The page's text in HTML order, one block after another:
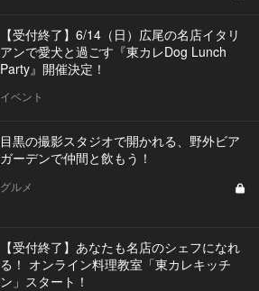
【受付終了】6/14（日）広尾の名店イタリ
アンで愛犬と過ごす『東カレDog Lunch
Party』開催決定！
イベント
目黒の撮影スタジオで開かれる、野外ビア
ガーデンで仲間と飲もう！
グルメ
【受付終了】あなたも名店のシェフになれ
る！ オンライン料理教室「東カレキッチ
ン」スタート！